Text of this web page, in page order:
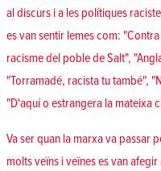
al discurs i a les polítiques
es van sentir lemes com:
racisme del poble de Salt",
"Torramadé, racista tu també",
"D'aquí o estrangera la mateixa
Va ser quan la marxa va passar
molts veïns i veïnes es van